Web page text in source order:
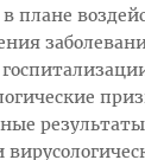
плане